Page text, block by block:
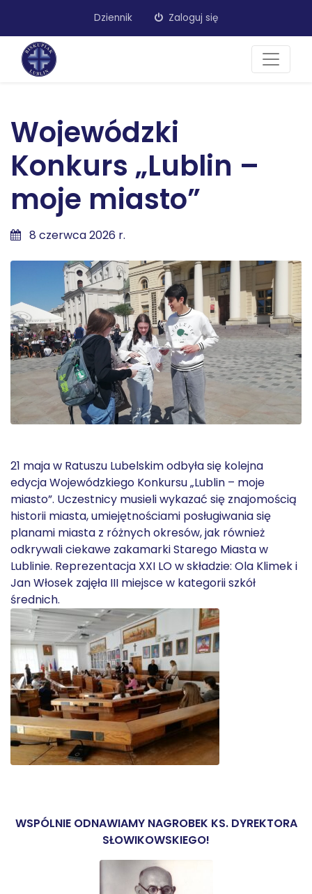
Dziennik Zaloguj się
Wojewódzki
Konkurs „Lublin –
moje miasto”
8 czerwca 2026 r.
21 maja w Ratuszu Lubelskim odbyła się kolejna
edycja Wojewódzkiego Konkursu „Lublin – moje
miasto”. Uczestnicy musieli wykazać się znajomością
historii miasta, umiejętnościami posługiwania się
planami miasta z różnych okresów, jak również
odkrywali ciekawe zakamarki Starego Miasta w
Lublinie. Reprezentacja XXI LO w składzie: Ola Klimek i
Jan Włosek zajęła III miejsce w kategorii szkół
średnich.
WSPÓLNIE ODNAWIAMY NAGROBEK KS. DYREKTORA
SŁOWIKOWSKIEGO!